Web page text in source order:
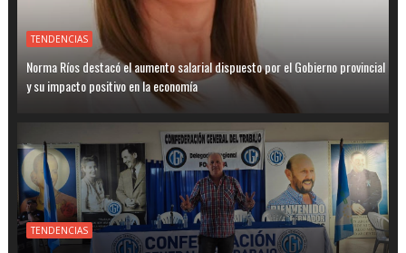
TENDENCIAS
Norma Ríos destacó el aumento salarial dispuesto por el Gobierno provincial
y su impacto positivo en la economía
TENDENCIAS